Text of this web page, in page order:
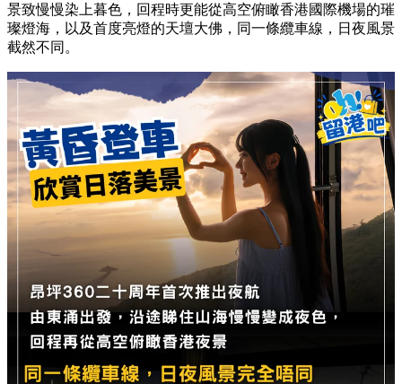
景致慢慢染上暮色，回程時更能從高空俯瞰香港國際機場的璀
璨燈海，以及首度亮燈的天壇大佛，同一條纜車線，日夜風景
截然不同。